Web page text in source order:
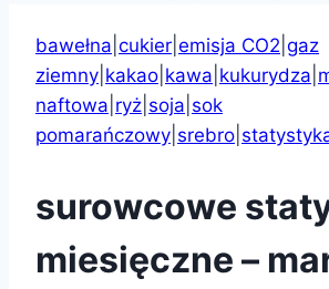
bawełna cukier emisja CO2 gaz
ziemny kakao kawa kukurydza
naftowa ryż soja sok
pomarańczowy srebro
surowcowe
miesięczne –